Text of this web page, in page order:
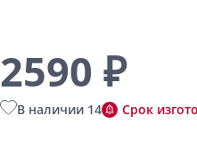
2590 ₽
В наличии 14 Срок